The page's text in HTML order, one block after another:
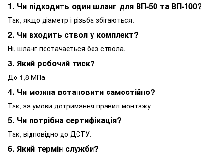
1. Чи підходить один шланг для ВП-50 та ВП-100?
Так, якщо діаметр і різьба збігаються.
2. Чи входить ствол у комплект?
Ні, шланг постачається без ствола.
3. Який робочий тиск?
До 1,8 МПа.
4. Чи можна встановити самостійно?
Так, за умови дотримання правил монтажу.
5. Чи потрібна сертифікація?
Так, відповідно до ДСТУ.
6. Який термін служби?